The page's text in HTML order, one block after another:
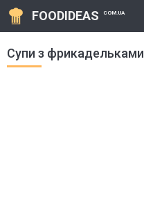
FOODIDEAS COM.UA
Супи з фрикадельками